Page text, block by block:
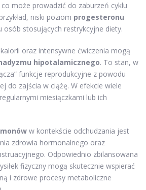
może prowadzić do zaburzeń cyklu
niski poziom progesteronu
osób stosujących restrykcyjne diety.
oraz intensywne ćwiczenia mogą
hipotalamicznego. To stan, w
funkcje reprodukcyjne z powodu
do zajścia w ciążę. W efekcie wiele
miesiączkami lub ich
w kontekście odchudzania jest
zdrowia hormonalnego oraz
Odpowiednio zbilansowana
fizyczny mogą skutecznie wspierać
i zdrowe procesy metaboliczne